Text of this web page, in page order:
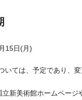
15日(月)
いては、予定であり、
立新美術館ホームページ